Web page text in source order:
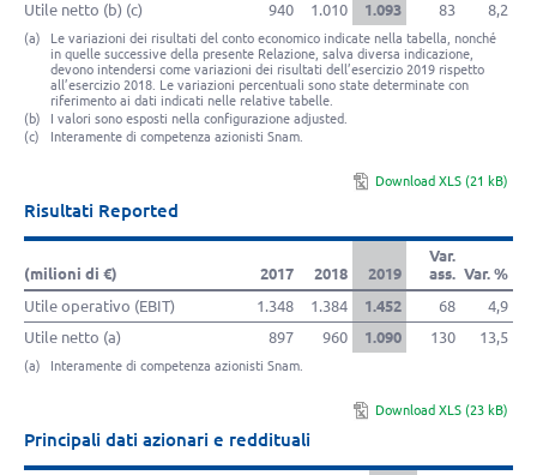
(a)
Le variazioni dei risultati del conto economico indicate nella tabella, nonché
in quelle successive della presente Relazione, salva diversa indicazione,
devono intendersi come variazioni dei risultati dell’esercizio 2019 rispetto
all’esercizio 2018. Le variazioni percentuali sono state determinate con
riferimento ai dati indicati nelle relative tabelle.
(b)
I valori sono esposti nella configurazione adjusted.
(c)
Interamente di competenza azionisti Snam.
Utile netto (b) (c)
940 1.010 1.093 83 8,2
Download XLS (21 kB)
Risultati Reported
(milioni di €) 2017 2018 2019
Var.
ass. Var. %
(a) Interamente di competenza azionisti Snam.
Utile operativo (EBIT) 1.348 1.384 1.452 68
4,9
Utile netto (a)
897 960 1.090 130 13,5
Download XLS (23 kB)
Principali dati azionari e reddituali